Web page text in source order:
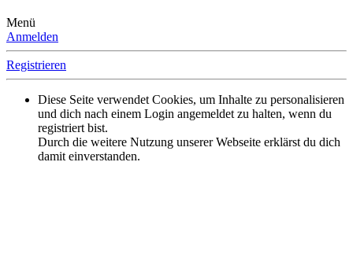
Menü
Anmelden
Registrieren
Diese Seite verwendet Cookies, um Inhalte zu personalisieren
und dich nach einem Login angemeldet zu halten, wenn du
registriert bist.
Durch die weitere Nutzung unserer Webseite erklärst du dich
damit einverstanden.